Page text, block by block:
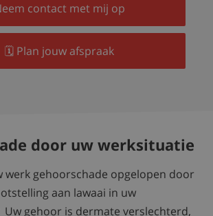
contact met mij op
🗓️ Plan jouw afspraak
door uw werksituatie
werk gehoorschade opgelopen door
aan lawaai in uw
Uw gehoor is dermate verslechterd,